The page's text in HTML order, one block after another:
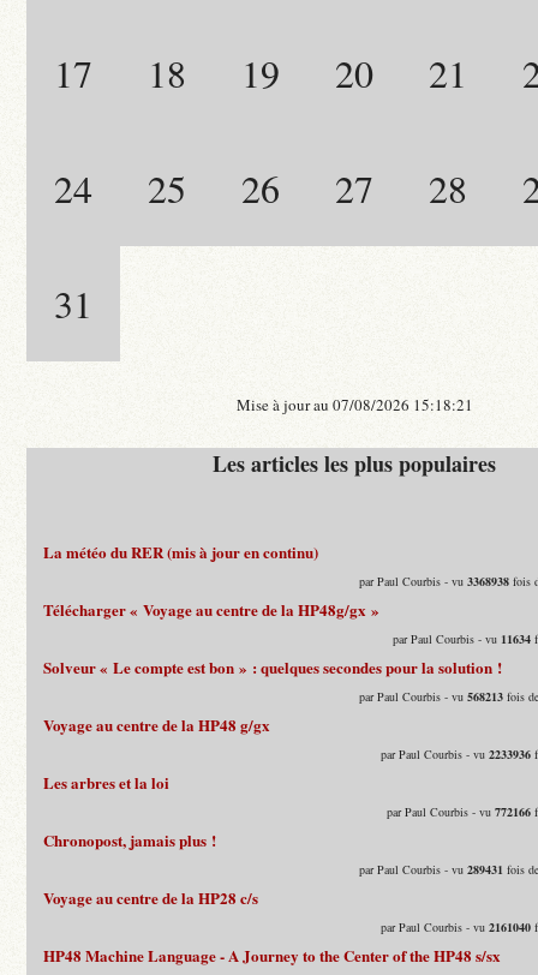
17 18 19 20 21
24 25 26 27 28
31
Mise à jour au 07/08/2026 15:18:21
Les articles les plus populaires
La météo du RER (mis à jour en continu)
par Paul Courbis - vu3368938 fois
Télécharger « Voyage au centre de la HP48g/gx »
par Paul Courbis - vu 11634
Solveur « Le compte est bon » : quelques secondes pour la solution !
par Paul Courbis - vu568213 fois
Voyage au centre de la HP48 g/gx
par Paul Courbis - vu2233936
Les arbres et la loi
par Paul Courbis - vu772166
Chronopost, jamais plus !
par Paul Courbis - vu289431 fois
Voyage au centre de la HP28 c/s
par Paul Courbis - vu2161040
HP48 Machine Language - A Journey to the Center of the HP48 s/sx